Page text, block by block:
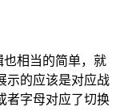
相当的简单，就
示的应该是对应战
者字母对应了切换